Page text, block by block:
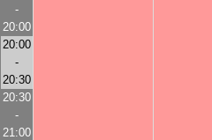
-
20:00
20:00
-
20:30
20:30
-
21:00